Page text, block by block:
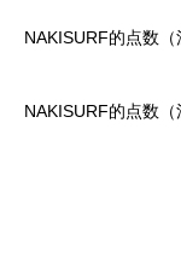
NAKISURF的点数
NAKISURF的点数